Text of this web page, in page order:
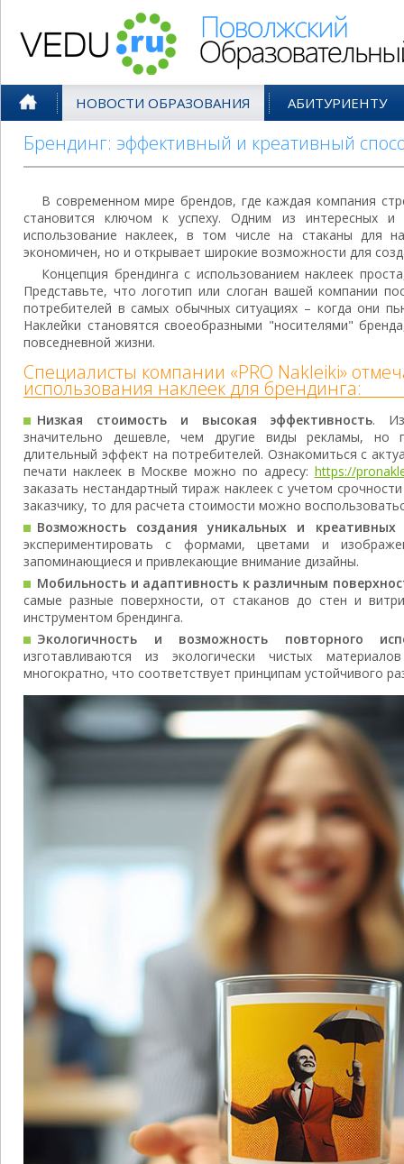
НОВОСТИ ОБРАЗОВАНИЯ АБИТУРИЕНТУ
Брендинг: эффективный и креативный
В современном мире брендов, где каждая компания
становится ключом к успеху. Одним из интересных и
использование наклеек, в том числе на стаканы для
экономичен, но и открывает широкие возможности для
Концепция брендинга с использованием наклеек
Представьте, что логотип или слоган вашей компании
потребителей в самых обычных ситуациях – когда они
Наклейки становятся своеобразными "носителями"
повседневной жизни.
Специалисты компании «PRO Nakleiki»
использования наклеек для брендинга:
Низкая стоимость и высокая эффективность.
значительно дешевле, чем другие виды рекламы, но
длительный эффект на потребителей. Ознакомиться с
печати наклеек в Москве можно по адресу: https://
заказать нестандартный тираж наклеек с учетом
заказчику, то для расчета стоимости можно
Возможность создания уникальных и креативных
экспериментировать с формами, цветами и
запоминающиеся и привлекающие внимание дизайны.
Мобильность и адаптивность к различным
самые разные поверхности, от стаканов до стен и
инструментом брендинга.
Экологичность и возможность повторного
изготавливаются из экологически чистых
многократно, что соответствует принципам устойчивого